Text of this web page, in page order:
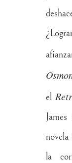
el
novela
la